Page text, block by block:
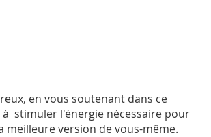
en vous soutenant dans ce
stimuler l'énergie nécessaire pour
version de vous-même.